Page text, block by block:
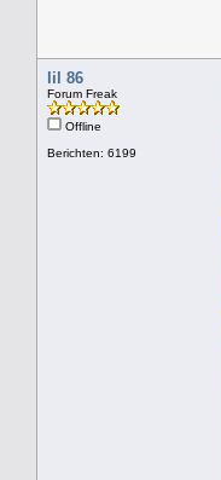
lil 86
Forum Freak
Offline
Berichten: 6199